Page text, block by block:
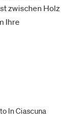
zwischen Holz
Ihre
In Ciascuna